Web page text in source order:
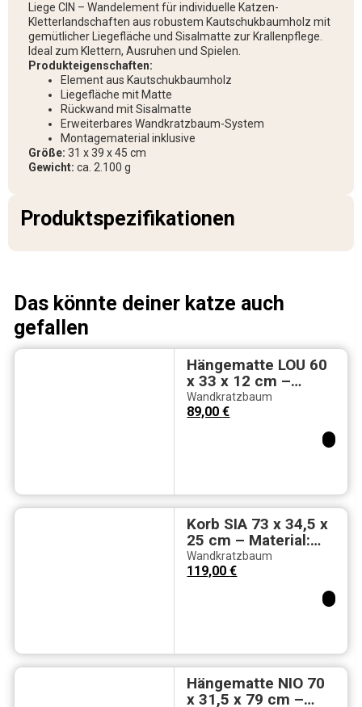
Liege CIN – Wandelement für individuelle Katzen-
Kletterlandschaften aus robustem Kautschukbaumholz mit
gemütlicher Liegefläche und Sisalmatte zur Krallenpflege.
Ideal zum Klettern, Ausruhen und Spielen.
Produkteigenschaften:
Element aus Kautschukbaumholz
Liegefläche mit Matte
Rückwand mit Sisalmatte
Erweiterbares Wandkratzbaum-System
Montagematerial inklusive
Größe: 31 x 39 x 45 cm
Gewicht: ca. 2.100 g
Produktspezifikationen
Das könnte deiner katze auch
gefallen
Hängematte LOU 60
x 33 x 12 cm –
Material:
Kautschukbaumholz
, Möbelstoff & Sisal
Wandkratzbaum
89,00€
Korb SIA 73 x 34,5 x
25 cm – Material:
Kautschukbaumholz
, Möbelstoff & Sisa
Wandkratzbaum
119,00€
Hängematte NIO 70
x 31,5 x 79 cm –